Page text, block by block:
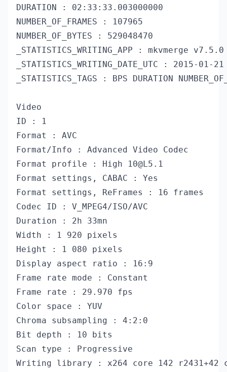
DURATION : 02:33:33.003000000
NUMBER_OF_FRAMES : 107965
NUMBER_OF_BYTES : 529048470
_STATISTICS_WRITING_APP :
_STATISTICS_WRITING_DATE_UTC : 2015-01-
_STATISTICS_TAGS : BPS DURATION
Video
ID : 1
Format : AVC
Format/Info : Advanced Video Codec
Format profile : High
10@L5.1
Format settings, CABAC : Yes
Format settings, ReFrames : 16 frames
Codec ID : V_MPEG4/ISO/AVC
Duration : 2h 33mn
Width : 1 920 pixels
Height : 1 080 pixels
Display aspect ratio : 16:9
Frame rate mode : Constant
Frame rate : 29.970 fps
Color space : YUV
Chroma subsampling : 4:2:0
Bit depth : 10 bits
Scan type : Progressive
Writing library : x264 core 142 r2431+42